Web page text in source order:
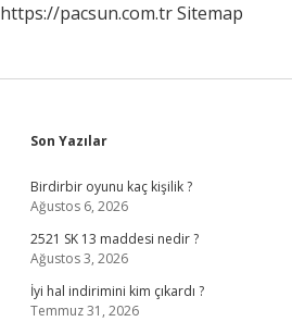
https://pacsun.com.trSitemap
Sidebar
Son Yazılar
Birdirbir oyunu kaç kişilik ?
Ağustos 6, 2026
2521 SK 13 maddesi nedir ?
Ağustos 3, 2026
İyi hal indirimini kim çıkardı ?
Temmuz 31, 2026